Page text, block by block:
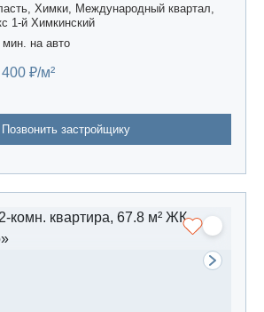
Химки, Международный квартал,
1-й Химкинский
на авто
₽/м²
Позвонить застройщику